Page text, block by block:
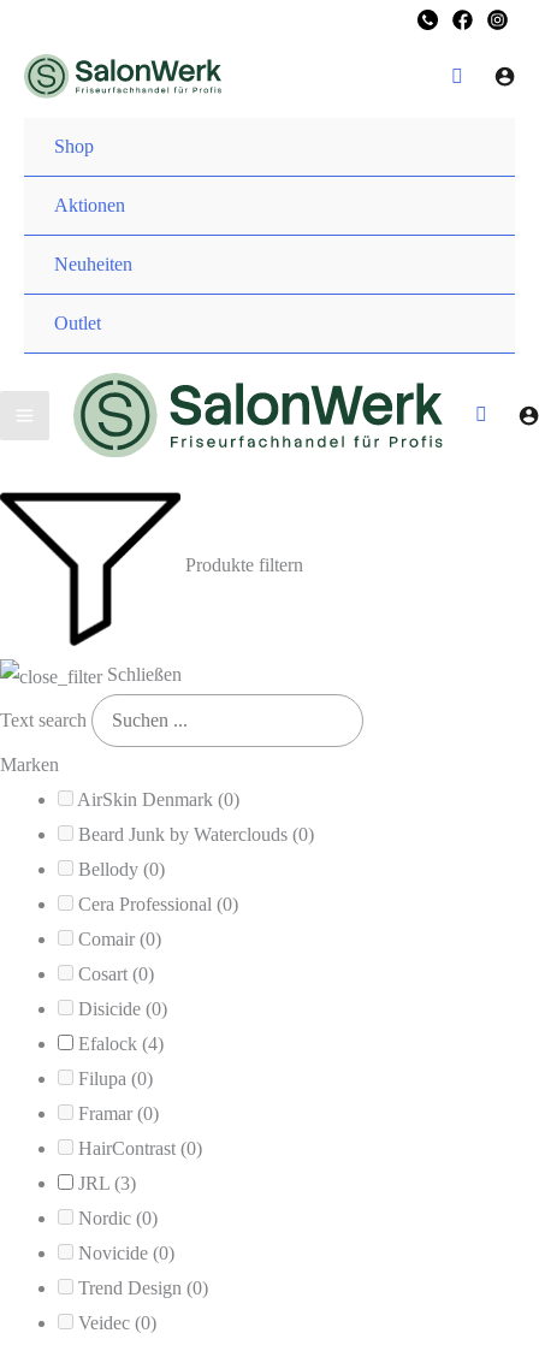
Inhalt
springen
Shop
Aktionen
Neuheiten
Outlet
Produkte filtern
Schließen
Text search
Marken
AirSkin Denmark (0)
Beard Junk by Waterclouds (0)
Bellody (0)
Cera Professional (0)
Comair (0)
Cosart (0)
Disicide (0)
Efalock (4)
Filupa (0)
Framar (0)
HairContrast (0)
JRL (3)
Nordic (0)
Novicide (0)
Trend Design (0)
Veidec (0)